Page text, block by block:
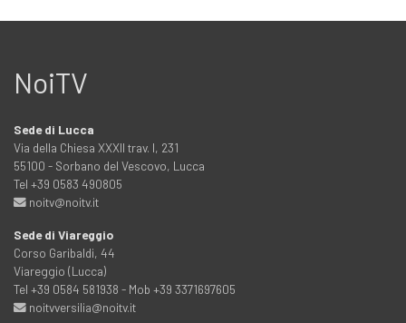
NoiTV
Sede di Lucca
Via della Chiesa XXXII trav. I, 231
55100 - Sorbano del Vescovo, Lucca
Tel +39 0583 490805
noitv@noitv.it
Sede di Viareggio
Corso Garibaldi, 44
Viareggio (Lucca)
Tel +39 0584 581938 - Mob +39 3371697605
noitvversilia@noitv.it